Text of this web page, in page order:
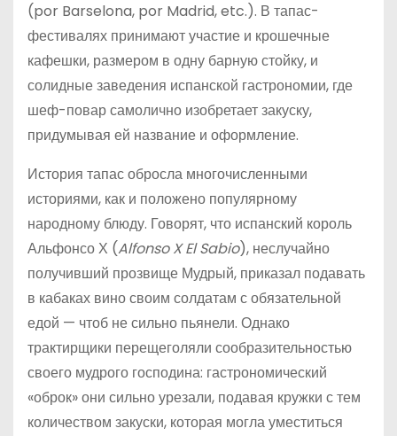
(por Barselona, por Madrid, etc.). В тапас-
фестивалях принимают участие и крошечные
кафешки, размером в одну барную стойку, и
солидные заведения испанской гастрономии, где
шеф-повар самолично изобретает закуску,
придумывая ей название и оформление.
История тапас обросла многочисленными
историями, как и положено популярному
народному блюду. Говорят, что испанский король
Альфонсо Х (Alfonso X El Sabio), неслучайно
получивший прозвище Мудрый, приказал подавать
в кабаках вино своим солдатам с обязательной
едой — чтоб не сильно пьянели. Однако
трактирщики перещеголяли сообразительностью
своего мудрого господина: гастрономический
«оброк» они сильно урезали, подавая кружки с тем
количеством закуски, которая могла уместиться